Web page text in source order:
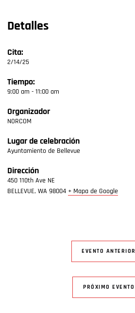
Detalles
Cita:
2/14/25
Tiempo:
9:00 am - 11:00 am
Organizador
NORCOM
Lugar de celebración
Ayuntamiento de Bellevue
Dirección
450 110th Ave NE
BELLEVUE, WA 98004 + Mapa de Google
EVENTO ANTERIOR
PRÓXIMO EVENTO